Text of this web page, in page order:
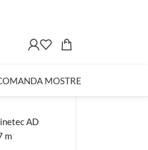
MOSTRE
AD
m